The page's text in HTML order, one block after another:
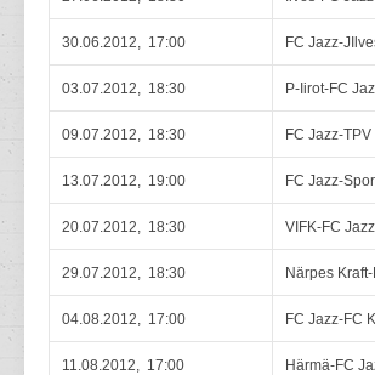
30.06.2012, 17:00 FC Jazz-
03.07.2012, 18:30 P-Iirot-FC
09.07.2012, 18:30 FC Jazz-
13.07.2012, 19:00 FC Jazz-
20.07.2012, 18:30 VIFK-FC
29.07.2012, 18:30 Närpes
04.08.2012, 17:00 FC Jazz-FC
11.08.2012, 17:00 Härmä-FC